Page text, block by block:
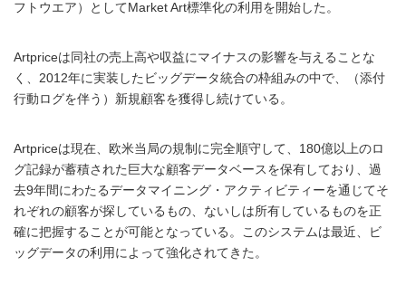
フトウエア）としてMarket Art標準化の利用を開始した。
Artpriceは同社の売上高や収益にマイナスの影響を与えることな
く、2012年に実装したビッグデータ統合の枠組みの中で、（添付
行動ログを伴う）新規顧客を獲得し続けている。
Artpriceは現在、欧米当局の規制に完全順守して、180億以上のロ
グ記録が蓄積された巨大な顧客データベースを保有しており、過
去9年間にわたるデータマイニング・アクティビティーを通じてそ
れぞれの顧客が探しているもの、ないしは所有しているものを正
確に把握することが可能となっている。このシステムは最近、ビ
ッグデータの利用によって強化されてきた。